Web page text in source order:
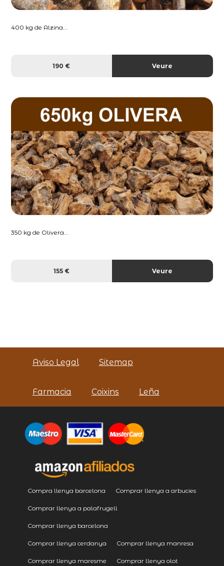
400 kg de Alzina...
190 € Veure
350 kg de Olivera...
155 € Veure
Aviso Legal Sitemap
Farmacia Coixins Leña
Compra llenya barcelona Comprar llenya a arbucies
Comprar llenya a palafrugell
Comprar llenya barcelona
Comprar llenya cerdanya Comprar llenya manresa
Comprar llenya maresme Comprar llenya olot